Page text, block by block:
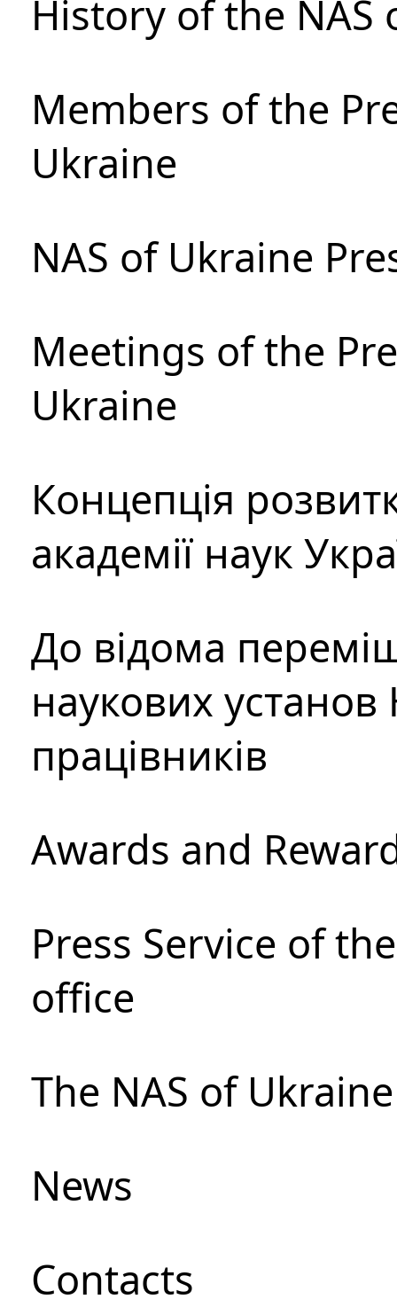
History of the NAS
Members of the
Ukraine
NAS of Ukraine
Meetings of the
Ukraine
Концепція
академії наук
До відома
наукових установ
працівників
Awards and
Press Service of
office
The NAS of
News
Сontacts